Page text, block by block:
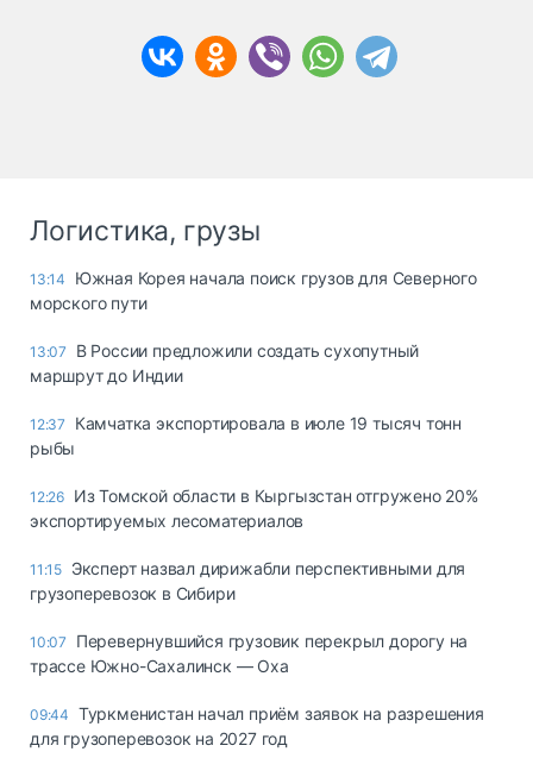
Логистика, грузы
13:14
Южная Корея начала поиск грузов для Северного
морского пути
13:07
В России предложили создать сухопутный
маршрут до Индии
12:37
Камчатка экспортировала в июле 19 тысяч тонн
рыбы
12:26 Из Томской области в Кыргызстан отгружено 20%
экспортируемых лесоматериалов
11:15 Эксперт назвал дирижабли перспективными для
грузоперевозок в Сибири
10:07
Перевернувшийся грузовик перекрыл дорогу на
трассе Южно-Сахалинск — Оха
09:44 Туркменистан начал приём заявок на разрешения
для грузоперевозок на 2027 год